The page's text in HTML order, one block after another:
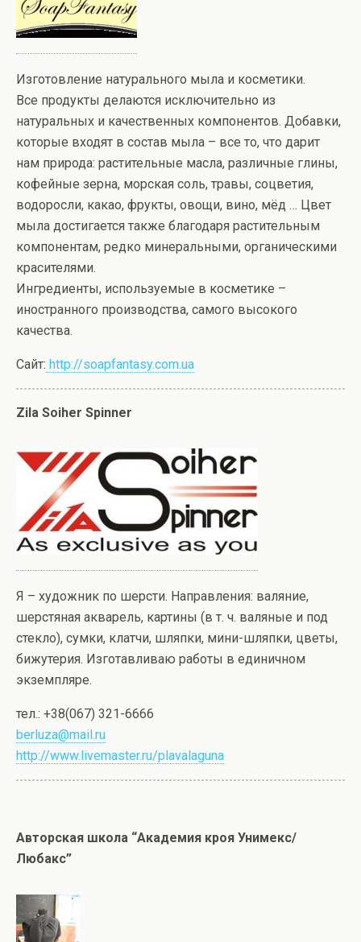
Изготовление натурального мыла и косметики.
Все продукты делаются исключительно из
натуральных и качественных компонентов. Добавки,
которые входят в состав мыла – все то, что дарит
нам природа: растительные масла, различные глины,
кофейные зерна, морская соль, травы, соцветия,
водоросли, какао, фрукты, овощи, вино, мёд … Цвет
мыла достигается также благодаря растительным
компонентам, редко минеральными, органическими
красителями.
Ингредиенты, используемые в косметике –
иностранного производства, самого высокого
качества.
Сайт: http://soapfantasy.com.ua
Zila Soiher Spinner
Я – художник по шерсти. Направления: валяние,
шерстяная акварель, картины (в т. ч. валяные и под
стекло), сумки, клатчи, шляпки, мини-шляпки, цветы,
бижутерия. Изготавливаю работы в единичном
экземпляре.
тел.: +38(067) 321-6666
berluza@mail.ru
http://www.livemaster.ru/plavalaguna
Авторская школа “Академия кроя Унимекс/
Любакс”